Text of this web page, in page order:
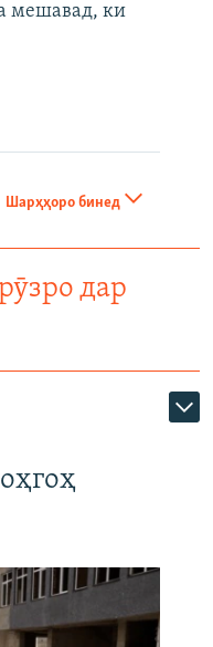
мешавад, ки
Шарҳҳоро бинед
дар